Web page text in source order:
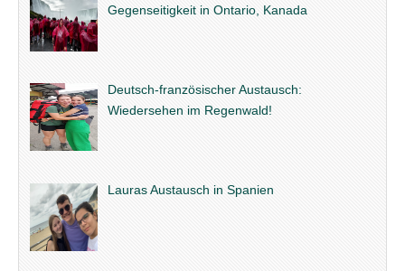
Gegenseitigkeit in Ontario, Kanada
Deutsch-französischer Austausch:
Wiedersehen im Regenwald!
Lauras Austausch in Spanien